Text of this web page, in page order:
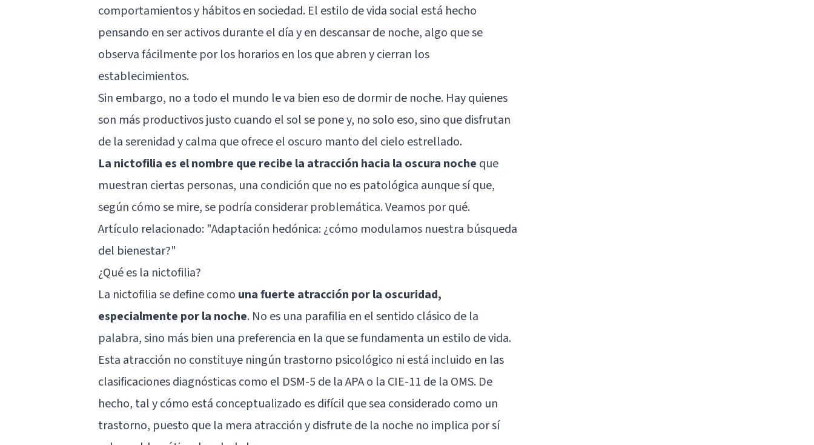
comportamientos y hábitos en sociedad. El estilo de vida social está hecho
pensando en ser activos durante el día y en descansar de noche, algo que se
observa fácilmente por los horarios en los que abren y cierran los
establecimientos.
Sin embargo, no a todo el mundo le va bien eso de dormir de noche. Hay quienes
son más productivos justo cuando el sol se pone y, no solo eso, sino que disfrutan
de la serenidad y calma que ofrece el oscuro manto del cielo estrellado.
La nictofilia es el nombre que recibe la atracción hacia la oscura noche que
muestran ciertas personas, una condición que no es patológica aunque sí que,
según cómo se mire, se podría considerar problemática. Veamos por qué.
Artículo relacionado: "Adaptación hedónica: ¿cómo modulamos nuestra búsqueda
del bienestar?"
¿Qué es la nictofilia?
La nictofilia se define como una fuerte atracción por la oscuridad,
especialmente por la noche. No es una parafilia en el sentido clásico de la
palabra, sino más bien una preferencia en la que se fundamenta un estilo de vida.
Esta atracción no constituye ningún trastorno psicológico ni está incluido en las
clasificaciones diagnósticas como el DSM-5 de la APA o la CIE-11 de la OMS. De
hecho, tal y cómo está conceptualizado es difícil que sea considerado como un
trastorno, puesto que la mera atracción y disfrute de la noche no implica por sí